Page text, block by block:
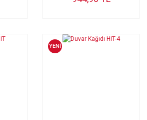
YENİ